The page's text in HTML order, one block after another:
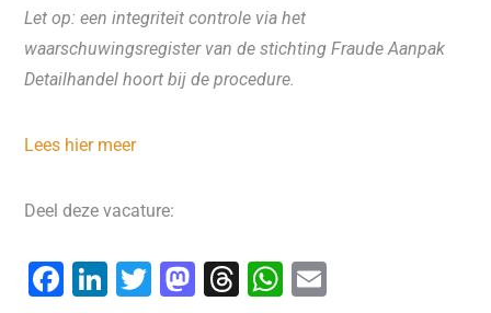
Let op: een integriteit controle via het
waarschuwingsregister van de stichting Fraude Aanpak
Detailhandel hoort bij de procedure.
Lees hier meer
Deel deze vacature:
F
Li T
M T
W